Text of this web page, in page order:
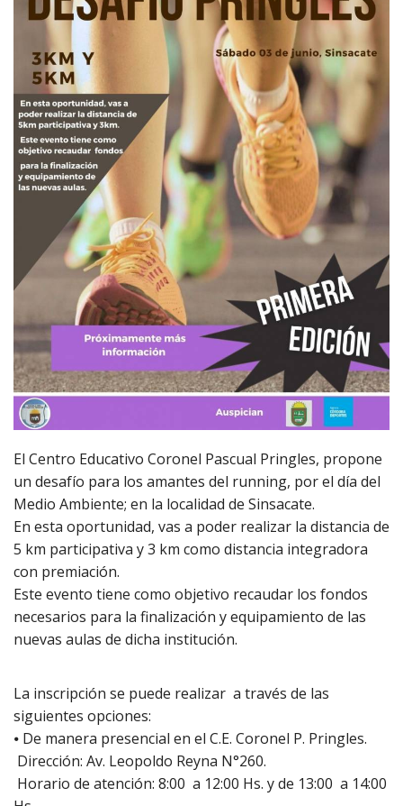
El Centro Educativo Coronel Pascual Pringles, propone
un desafío para los amantes del running, por el día del
Medio Ambiente; en la localidad de Sinsacate.
En esta oportunidad, vas a poder realizar la distancia de
5 km participativa y 3 km como distancia integradora
con premiación.
Este evento tiene como objetivo recaudar los fondos
necesarios para la finalización y equipamiento de las
nuevas aulas de dicha institución.
La inscripción se puede realizar a través de las
siguientes opciones:
⦁ De manera presencial en el C.E. Coronel P. Pringles.
Dirección: Av. Leopoldo Reyna N°260.
Horario de atención: 8:00 a 12:00 Hs. y de 13:00 a 14:00